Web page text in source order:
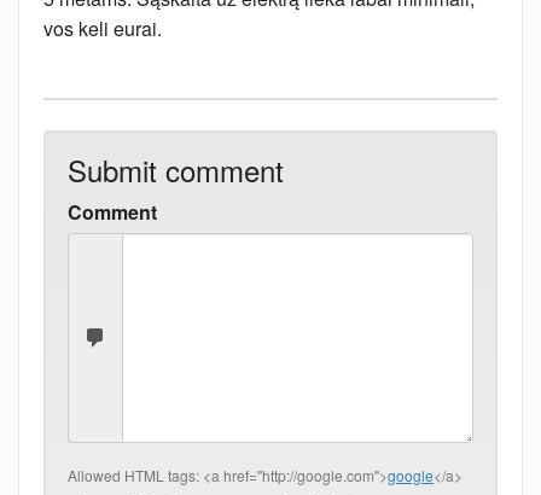
vos keli eurai.
Submit comment
Comment
Allowed HTML tags: <a href="http://google.com">google</a>